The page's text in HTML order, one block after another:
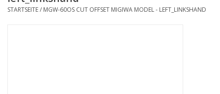
Magnet Board
STARTSEITE/ MGW-60OS CUT OFFSET MIGIWA MODEL - LEFT_LINKSHAND